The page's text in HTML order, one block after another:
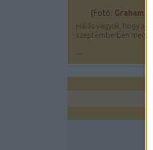
(Fotó: Graham
Hálás vagyok, hogy
szeptemberben
...